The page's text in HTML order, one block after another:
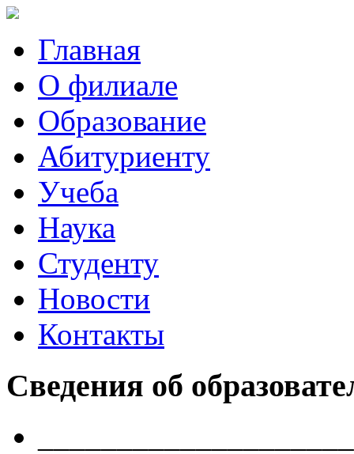
Главная
О филиале
Образование
Абитуриенту
Учеба
Наука
Студенту
Новости
Контакты
Сведения об